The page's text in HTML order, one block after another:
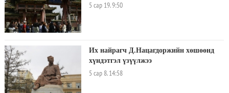
5 сар 19. 9:50
Их найрагч Д.Нацагдоржийн хөшөөнд
хүндэтгэл үзүүлжээ
5 сар 8. 14:58